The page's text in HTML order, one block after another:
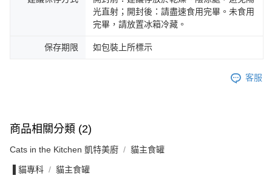
光直射；開封後：請盡速食用完畢。未食用
完畢，請放置冰箱冷藏。
保存期限 如包裝上所標示
客服
商品相關分類 (2)
Cats in the Kitchen 凱特美廚 貓主食罐
▐ 貓專科 貓主食罐